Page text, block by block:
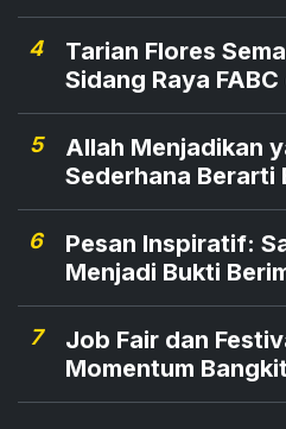
4
Tarian Flores
Sidang Raya
5
Allah Menjadikan
6
Pesan Inspiratif:
Menjadi Bukti
7
Job Fair dan
Momentum